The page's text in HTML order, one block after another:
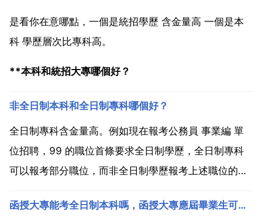
是看你在意哪點，一個是統招學歷 含金量高 一個是本
科 學歷層次比專科高。
**本科和統招大專哪個好？
非全日制本科和全日制專科哪個好？
全日制專科含金量高。例如現在報考公務員 事業編 單
位招聘，99 的職位首條要求全日制學歷，全日制專科
可以報考部分職位，而非全日制學歷報考上述職位的可
讀成考 自考。成考 自考畢業證國家承認學歷能晉級 晉
函授大專能考全日制本科嗎，函授大專應屆畢業生可以考全日制本科嗎？